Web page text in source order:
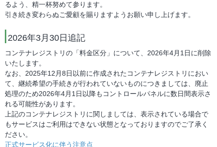
るよう、精一杯努めて参ります。
引き続き変わらぬご愛顧を賜りますようお願い申し上げます。
2026年3月30日追記
コンテナレジストリの「料金区分」について、2026年4月1日に削除
いたします。
なお、2025年12月8日以前に作成されたコンテナレジストリにおい
て、継続希望の手続きが行われていないものにつきましては、廃止
処理のため2026年4月1日以降もコントロールパネルに数日間表示さ
れる可能性があります。
上記のコンテナレジストリに関しましては、表示されている場合で
もサービスはご利用はできない状態となっておりますのでご了承く
ださい。
正式サービス化に伴う注意点